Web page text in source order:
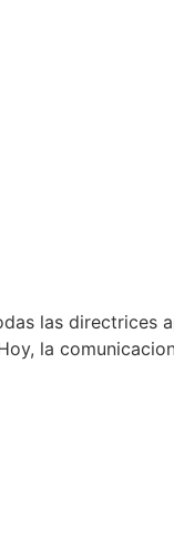
las directrices
la